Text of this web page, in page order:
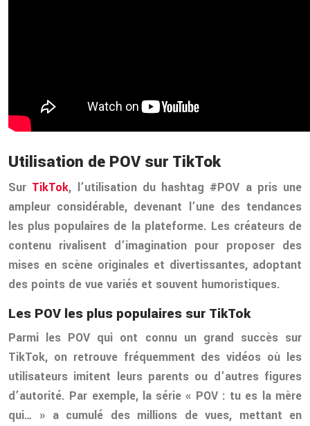
Utilisation de POV sur TikTok
Sur TikTok, l’utilisation du hashtag #POV a pris une
ampleur considérable, devenant l’une des tendances
les plus populaires de la plateforme. Les créateurs de
contenu rivalisent d’imagination pour proposer des
mises en scène originales et divertissantes, adoptant
des points de vue variés et souvent humoristiques.
Les POV les plus populaires sur TikTok
Parmi les POV qui ont connu un grand succès sur
TikTok, on retrouve fréquemment des vidéos où les
utilisateurs imitent leurs parents ou d’autres figures
d’autorité. Par exemple, la série « POV : tu es la mère
qui… » a cumulé des millions de vues, mettant en